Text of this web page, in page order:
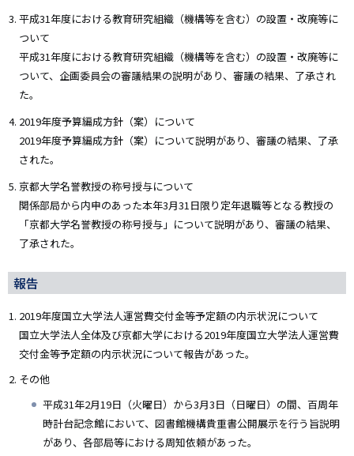
平成31年度における教育研究組織（機構等を含む）の設置・改廃等に
ついて
平成31年度における教育研究組織（機構等を含む）の設置・改廃等に
ついて、企画委員会の審議結果の説明があり、審議の結果、了承され
た。
2019年度予算編成方針（案）について
2019年度予算編成方針（案）について説明があり、審議の結果、了承
された。
京都大学名誉教授の称号授与について
関係部局から内申のあった本年3月31日限り定年退職等となる教授の
「京都大学名誉教授の称号授与」について説明があり、審議の結果、
了承された。
報告
2019年度国立大学法人運営費交付金等予定額の内示状況について
国立大学法人全体及び京都大学における2019年度国立大学法人運営費
交付金等予定額の内示状況について報告があった。
その他
平成31年2月19日（火曜日）から3月3日（日曜日）の間、百周年
時計台記念館において、図書館機構貴重書公開展示を行う旨説明
があり、各部局等における周知依頼があった。